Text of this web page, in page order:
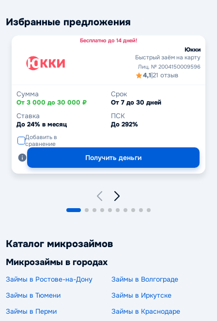
Избранные предложения
Бесплатно до 14 дней!
Юкки
Быстрый заём на карту
Лиц. № 2004150009596
4,1|21 отзыв
Сумма
От 3 000 до 30 000 ₽
Срок
От 7 до 30 дней
Ставка
До 24% в месяц
ПСК
До 292%
Добавить в
сравнение
Получить деньги
Каталог микрозаймов
Микрозаймы в городах
Займы в Ростове-на-Дону
Займы в Волгограде
Займы в Тюмени
Займы в Иркутске
Займы в Перми
Займы в Краснодаре